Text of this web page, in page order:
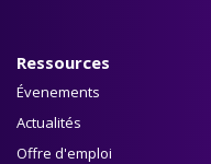
Ressources
Évenements
Actualités
Offre d'emploi